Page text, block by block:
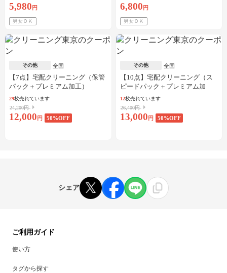
5,980 円
男女ＯＫ
6,800 円
男女ＯＫ
その他 全国
【7点】宅配クリーニング（保管
パック＋プレミアム加工）
29枚売れています
24,200円
12,000 円 50%OFF
その他 全国
【10点】宅配クリーニング（ス
ピードパック＋プレミアム加
工）
12枚売れています
26,400円
13,000 円 50%OFF
シェア
ご利用ガイド
使い方
タグから探す